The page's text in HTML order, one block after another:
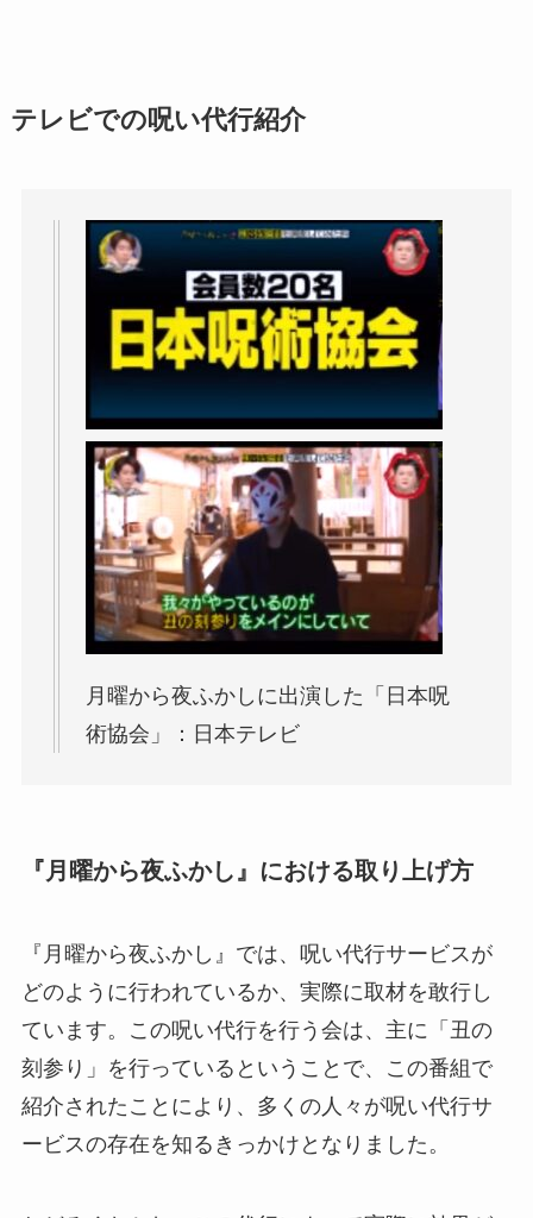
テレビでの呪い代行紹介
月曜から夜ふかしに出演した「日本呪
術協会」：日本テレビ
『月曜から夜ふかし』における取り上げ方
『月曜から夜ふかし』では、呪い代行サービスが
どのように行われているか、実際に取材を敢行し
ています。この呪い代行を行う会は、主に「丑の
刻参り」を行っているということで、この番組で
紹介されたことにより、多くの人々が呪い代行サ
ービスの存在を知るきっかけとなりました。